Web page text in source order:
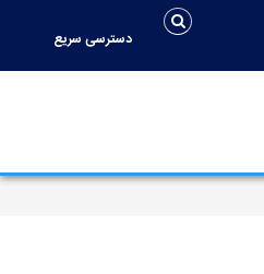
دسترسی سریع